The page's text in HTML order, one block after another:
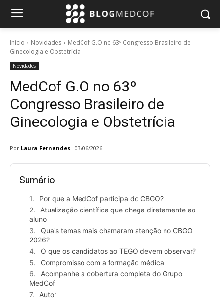
Início Novidades
MedCof G.O no 63º Congresso Brasileiro de
Ginecologia e Obstetrícia
Novidades
MedCof G.O no 63º
Congresso Brasileiro de
Ginecologia e Obstetrícia
Por Laura Fernandes 03/06/2026
Sumário
Por que a MedCof participa do CBGO?
Atualização científica que chega diretamente ao
aluno
Quais temas mais chamaram atenção no CBGO
2026?
O que os candidatos ao TEGO devem observar?
Compromisso com a formação médica
Acompanhe a cobertura completa do Grupo
MedCof
Autor